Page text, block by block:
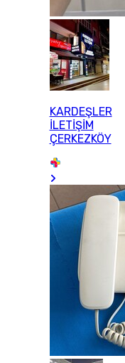
KARDEŞLER
İLETİŞİM
ÇERKEZKÖY